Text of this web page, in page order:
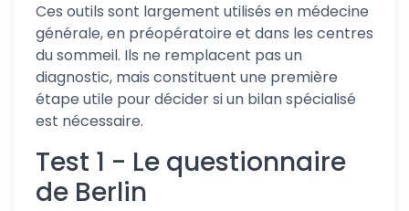
Ces outils sont largement utilisés en médecine
générale, en préopératoire et dans les centres
du sommeil. Ils ne remplacent pas un
diagnostic, mais constituent une première
étape utile pour décider si un bilan spécialisé
est nécessaire.
Test 1 - Le questionnaire
de Berlin